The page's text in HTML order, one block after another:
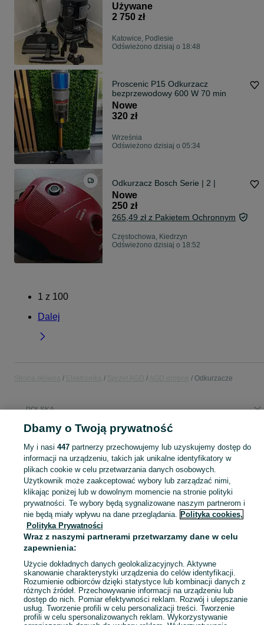
Używane
2 750 zł
Katowice, Podlesie
Odświeżono dzisiaj o 18:48
Proscenic P15 Odkurzacz
bezprzewodowy 600 W 70 min
Nowe
320 zł
Września
Odświeżono dzisiaj o 05:34
Odkurzacz Bosch Serie | 2 |
Nowe
250 zł
265,49 zł z Pakietem Ochronnym
Częstochowa, Kiedrzyn
Odświeżono dzisiaj o 18:52
1 z 100
Dalej
Odkurzacze
POLSKA
Sprzedaż odkurzaczy w Polsce ▶️ bezworkowe, robotyczne, pionowe i inne ✅ Nowe i używane w najlepszych cenach ✌ Kupuj i sprzedawaj na OLX.pl!
Mapa kategorii
Mapa miejscowości
Mapa ministron
Popularne wyszukiwania
Dbamy o Twoją prywatność
My i nasi 447partnerzy przechowujemy lub uzyskujemy dostęp do
informacji na urządzeniu, takich jak unikalne identyfikatory w
plikach cookie w celu przetwarzania danych osobowych.
Użytkownik może zaakceptować wybory lub zarządzać nimi,
klikając poniżej lub w dowolnym momencie na stronie polityki
prywatności. Te wybory będą sygnalizowane naszym partnerom i
nie będą miały wpływu na dane przeglądania. Polityka cookies,
Polityka Prywatności
Wraz z naszymi partnerami przetwarzamy dane w celu
zapewnienia:
Użycie dokładnych danych geolokalizacyjnych. Aktywne
skanowanie charakterystyki urządzenia do celów identyfikacji.
Rozumienie odbiorców dzięki statystyce lub kombinacji danych z
różnych źródeł. Przechowywanie informacji na urządzeniu lub
dostęp do nich. Pomiar efektywności reklam. Rozwój i ulepszanie
usług. Tworzenie profili w celu personalizacji treści. Tworzenie
profili w celu spersonalizowanych reklam. Wykorzystywanie